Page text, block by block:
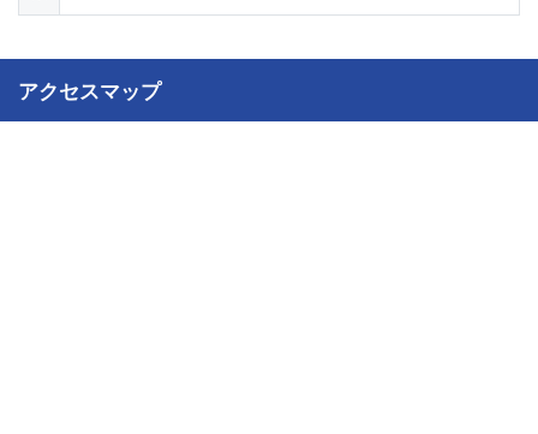
アクセスマップ